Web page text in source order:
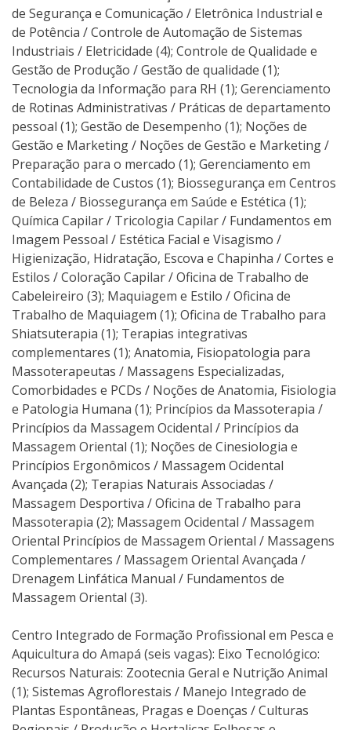
de Segurança e Comunicação / Eletrônica Industrial e
de Potência / Controle de Automação de Sistemas
Industriais / Eletricidade (4); Controle de Qualidade e
Gestão de Produção / Gestão de qualidade (1);
Tecnologia da Informação para RH (1); Gerenciamento
de Rotinas Administrativas / Práticas de departamento
pessoal (1); Gestão de Desempenho (1); Noções de
Gestão e Marketing / Noções de Gestão e Marketing /
Preparação para o mercado (1); Gerenciamento em
Contabilidade de Custos (1); Biossegurança em Centros
de Beleza / Biossegurança em Saúde e Estética (1);
Química Capilar / Tricologia Capilar / Fundamentos em
Imagem Pessoal / Estética Facial e Visagismo /
Higienização, Hidratação, Escova e Chapinha / Cortes e
Estilos / Coloração Capilar / Oficina de Trabalho de
Cabeleireiro (3); Maquiagem e Estilo / Oficina de
Trabalho de Maquiagem (1); Oficina de Trabalho para
Shiatsuterapia (1); Terapias integrativas
complementares (1); Anatomia, Fisiopatologia para
Massoterapeutas / Massagens Especializadas,
Comorbidades e PCDs / Noções de Anatomia, Fisiologia
e Patologia Humana (1); Princípios da Massoterapia /
Princípios da Massagem Ocidental / Princípios da
Massagem Oriental (1); Noções de Cinesiologia e
Princípios Ergonômicos / Massagem Ocidental
Avançada (2); Terapias Naturais Associadas /
Massagem Desportiva / Oficina de Trabalho para
Massoterapia (2); Massagem Ocidental / Massagem
Oriental Princípios de Massagem Oriental / Massagens
Complementares / Massagem Oriental Avançada /
Drenagem Linfática Manual / Fundamentos de
Massagem Oriental (3).
Centro Integrado de Formação Profissional em Pesca e
Aquicultura do Amapá (seis vagas): Eixo Tecnológico:
Recursos Naturais: Zootecnia Geral e Nutrição Animal
(1); Sistemas Agroflorestais / Manejo Integrado de
Plantas Espontâneas, Pragas e Doenças / Culturas